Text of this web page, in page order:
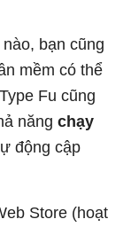
bạn cũng
mềm có thể
Fu cũng
năng chạy
động cập
Store (hoạt